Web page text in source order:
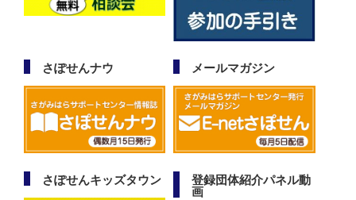
さぽせんナウ メールマガジン
さぽせんキッズタウン
登録団体紹介パネル動
画